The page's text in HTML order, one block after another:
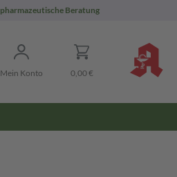
pharmazeutische Beratung
Mein Konto 0,00 €